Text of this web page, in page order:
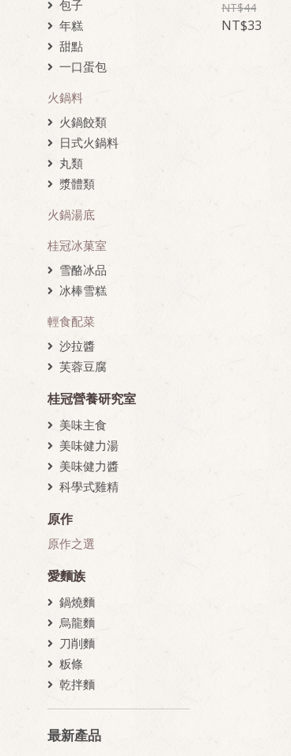
包子
年糕
甜點
一口蛋包
火鍋料
火鍋餃類
日式火鍋料
丸類
漿體類
火鍋湯底
桂冠冰菓室
雪酪冰品
冰棒雪糕
輕食配菜
沙拉醬
芙蓉豆腐
桂冠營養研究室
美味主食
美味健力湯
美味健力醬
科學式雞精
原作
原作之選
愛麵族
鍋燒麵
烏龍麵
刀削麵
粄條
乾拌麵
最新產品
44
33